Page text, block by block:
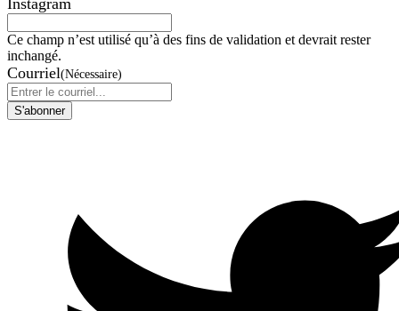
Ce champ n’est utilisé qu’à des fins de validation et devrait rester
inchangé.
Courriel(Nécessaire)
S'abonner